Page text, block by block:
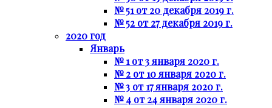
№ 51 от 20 декабря 2019 г.
№ 52 от 27 декабря 2019 г.
2020 год
Январь
№ 1 от 3 января 2020 г.
№ 2 от 10 января 2020 г.
№ 3 от 17 января 2020 г.
№ 4 от 24 января 2020 г.